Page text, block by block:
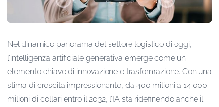
Nel dinamico panorama del settore logistico di oggi,
l’intelligenza artificiale generativa emerge come un
elemento chiave di innovazione e trasformazione. Con una
stima di crescita impressionante, da 400 milioni a 14.000
milioni di dollari entro il 2032, l’IA sta ridefinendo anche il